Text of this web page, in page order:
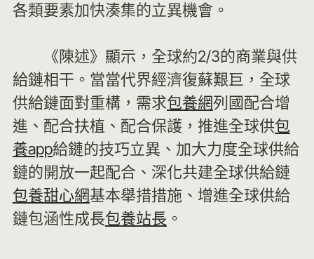
各類要素加快湊集的立異機會。
《陳述》顯示，全球約2/3的商業與供
給鏈相干。當當代界經濟復蘇艱巨，全球
供給鏈面對重構，需求包養網列國配合增
進、配合扶植、配合保護，推進全球供包
養app給鏈的技巧立異、加大力度全球供給
鏈的開放一起配合、深化共建全球供給鏈
包養甜心網基本舉措措施、增進全球供給
鏈包涵性成長包養站長 。